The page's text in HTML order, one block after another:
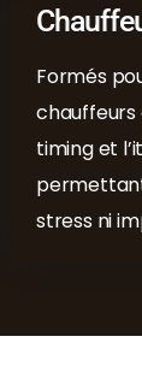
Formés
chauffeurs
timing et
stress ni